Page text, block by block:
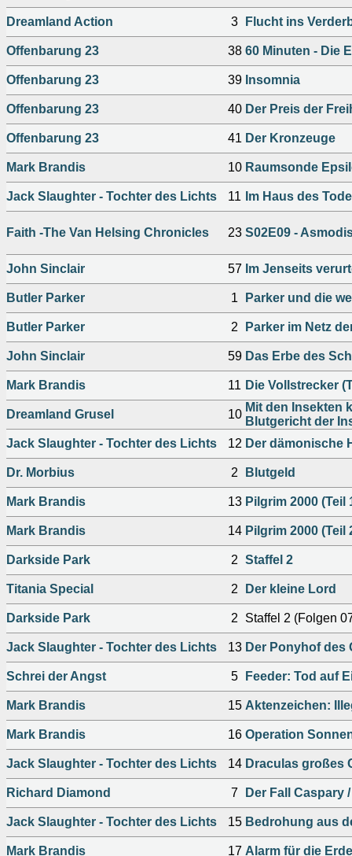
Dreamland Action 3 Flucht ins
Offenbarung 23 38 60 Minuten - Die
Offenbarung 23 39 Insomnia
Offenbarung 23 40 Der Preis der
Offenbarung 23 41 Der Kronzeuge
Mark Brandis 10 Raumsonde
Jack Slaughter - Tochter des Lichts 11 Im Haus des
Faith -The Van Helsing Chronicles 23 S02E09 -
John Sinclair 57 Im Jenseits
Butler Parker 1 Parker und die
Butler Parker 2 Parker im Netz
John Sinclair 59 Das Erbe des
Mark Brandis 11 Die Vollstrecker
Dreamland Grusel 10
Mit den Insekten
Blutgericht der
Jack Slaughter - Tochter des Lichts
12 Der dämonische
Dr. Morbius 2 Blutgeld
Mark Brandis 13 Pilgrim 2000 (Teil
Mark Brandis 14 Pilgrim 2000 (Teil
Darkside Park 2 Staffel 2
Titania Special 2 Der kleine Lord
Darkside Park 2 Staffel 2 (Folgen
Jack Slaughter - Tochter des Lichts 13 Der Ponyhof des
Schrei der Angst 5 Feeder: Tod auf
Mark Brandis 15 Aktenzeichen:
Mark Brandis 16 Operation
Jack Slaughter - Tochter des Lichts 14 Draculas großes
Richard Diamond 7 Der Fall Caspary
Jack Slaughter - Tochter des Lichts 15 Bedrohung aus
Mark Brandis 17 Alarm für die